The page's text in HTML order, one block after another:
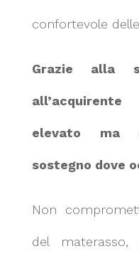
confortevole
Grazie alla
elevato ma
sostegno dove
Non
del materasso,